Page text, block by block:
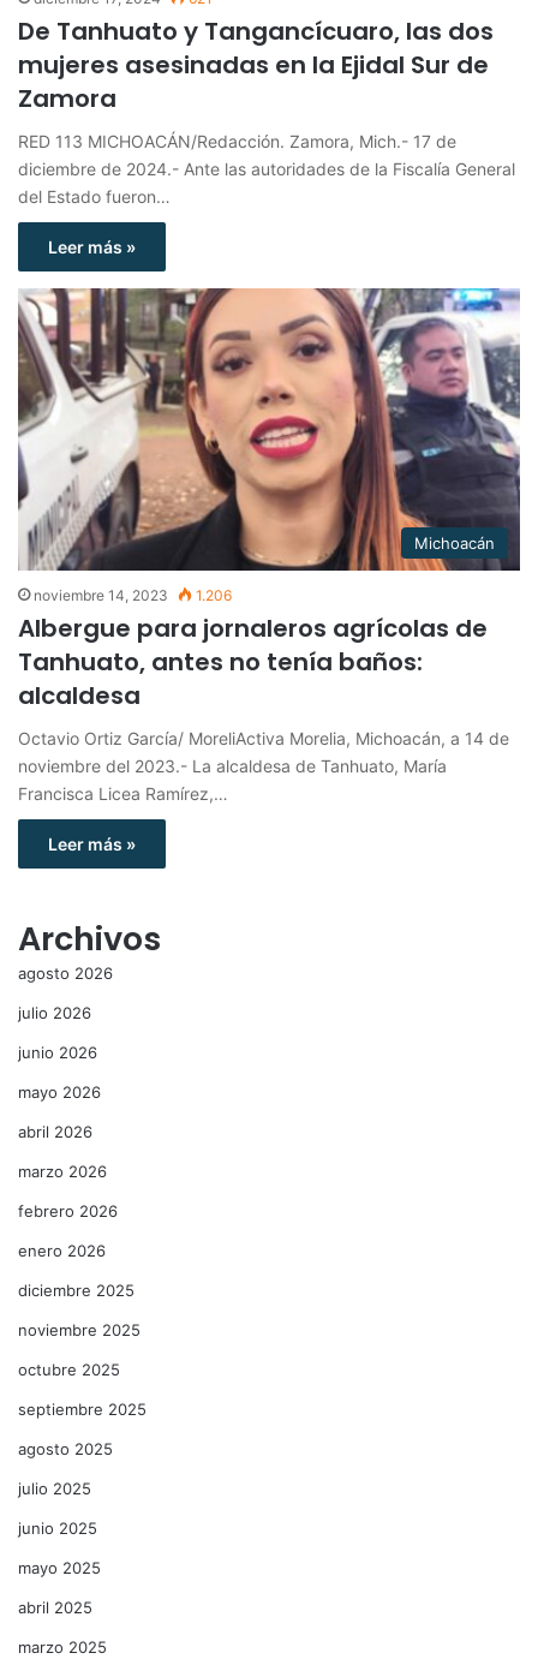
De Tanhuato y Tangancícuaro, las dos
mujeres asesinadas en la Ejidal Sur de
Zamora
RED 113 MICHOACÁN/Redacción. Zamora, Mich.- 17 de
diciembre de 2024.- Ante las autoridades de la Fiscalía General
del Estado fueron…
Leer más »
Michoacán
noviembre 14, 2023 1.206
Albergue para jornaleros agrícolas de
Tanhuato, antes no tenía baños:
alcaldesa
Octavio Ortiz García/ MoreliActiva Morelia, Michoacán, a 14 de
noviembre del 2023.- La alcaldesa de Tanhuato, María
Francisca Licea Ramírez,…
Leer más »
Archivos
agosto 2026
julio 2026
junio 2026
mayo 2026
abril 2026
marzo 2026
febrero 2026
enero 2026
diciembre 2025
noviembre 2025
octubre 2025
septiembre 2025
agosto 2025
julio 2025
junio 2025
mayo 2025
abril 2025
marzo 2025